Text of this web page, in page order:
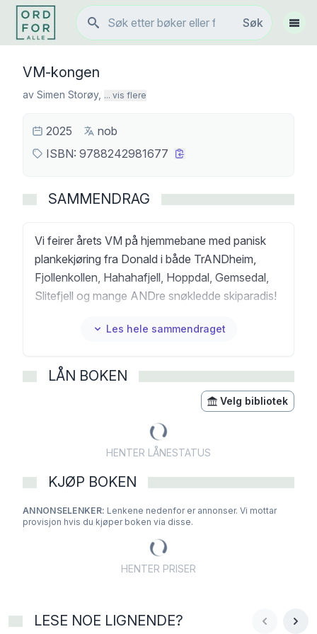
Søk
Søk
Vis
VM-kongen
av Simen Storøy, ... vis flere
2025
nob
ISBN: 9788242981677
SAMMENDRAG
Vi feirer årets VM på hjemmebane med panisk
plankekjøring fra Donald i både TrANDheim,
Fjollenkollen, Hahahafjell, Hoppdal, Gemsedal,
Slitefjell og mange ANDre snøkledde skiparadis!
Les hele sammendraget
LÅN BOKEN
Velg bibliotek
HENTER LÅNESTATUS
KJØP BOKEN
ANNONSELENKER: Lenkene nedenfor er annonser. Vi mottar
provisjon hvis du kjøper boken via disse.
HENTER PRISER
LESE NOE LIGNENDE?